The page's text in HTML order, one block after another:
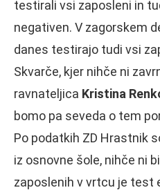
testirali vsi zaposleni in
negativen. V zagorskem
danes testirajo tudi vsi
Skvarče, kjer nihče ni
ravnateljica Kristina
bomo pa seveda o tem
Po podatkih ZD Hrastnik
iz osnovne šole, nihče ni
zaposlenih v vrtcu je test